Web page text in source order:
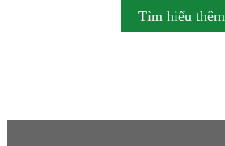
Tìm hiểu thêm